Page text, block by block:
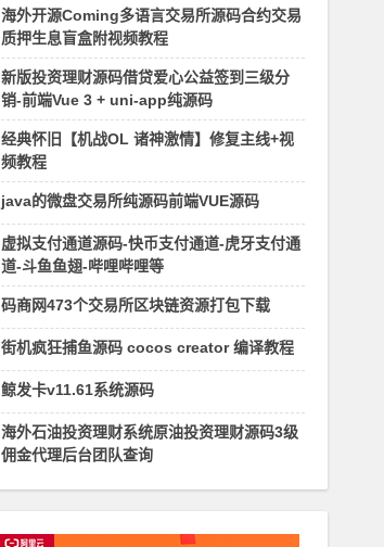
海外开源Coming多语言交易所源码合约交易
质押生息盲盒附视频教程
新版投资理财源码借贷爱心公益签到三级分
销-前端Vue 3 + uni-app纯源码
经典怀旧【机战OL 诸神激情】修复主线+视
频教程
java的微盘交易所纯源码前端VUE源码
虚拟支付通道源码-快币支付通道-虎牙支付通
道-斗鱼鱼翅-哔哩哔哩等
码商网473个交易所区块链资源打包下载
街机疯狂捕鱼源码 cocos creator 编译教程
鲸发卡v11.61系统源码
海外石油投资理财系统原油投资理财源码3级
佣金代理后台团队查询